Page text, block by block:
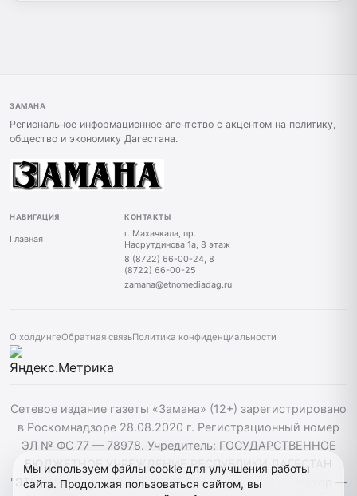
ЗАМАНА
Региональное информационное агентство с акцентом на политику,
общество и экономику Дагестана.
НАВИГАЦИЯ
Главная
КОНТАКТЫ
г. Махачкала, пр.
Насрутдинова 1а, 8 этаж
8 (8722) 66-00-24, 8
(8722) 66-00-25
zamana@etnomediadag.ru
О холдингеОбратная связьПолитика конфиденциальности
Сетевое издание газеты «Замана» (12+) зарегистрировано
в Роскомнадзоре 28.08.2020 г. Регистрационный номер
ЭЛ № ФС 77 — 78978. Учредитель: ГОСУДАРСТВЕННОЕ
БЮДЖЕТНОЕ УЧРЕЖДЕНИЕ РЕСПУБЛИКИ ДАГЕСТАН
"ЭТНОМЕДИАХОЛДИНГ "ДАГЕСТАН". Главный редактор —
Мы используем файлы cookie для улучшения работы
сайта. Продолжая пользоваться сайтом, вы